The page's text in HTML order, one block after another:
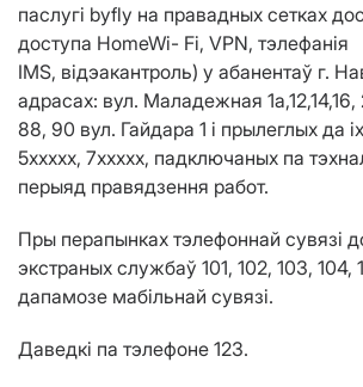
паслугі byfly на правадных сетках
доступа HomeWi- Fi, VPN, тэлефанiя
IMS, відэакантроль) у абанентаў г.
адрасах: вул. Маладежная
88, 90 вул. Гайдара 1 і прылеглых да
5ххххх, 7ххххх, падключаных па
перыяд правядзення работ.
Пры перапынках тэлефоннай сувязі
экстраных службаў 101, 102, 103,
дапамозе мабільнай сувязі.
Даведкі па тэлефоне 123.